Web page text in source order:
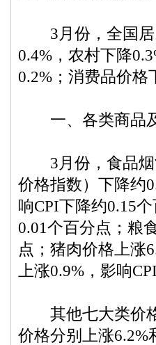
3月份，全国居
0.4%，农村下降
0.2%；消费品价格
一、各类商品及
3月份，食品烟
价格指数）下降约
响CPI下降约0.15
0.01个百分点；粮
点；猪肉价格上涨
上涨0.9%，影响
其他七大类价格
价格分别上涨6.2%